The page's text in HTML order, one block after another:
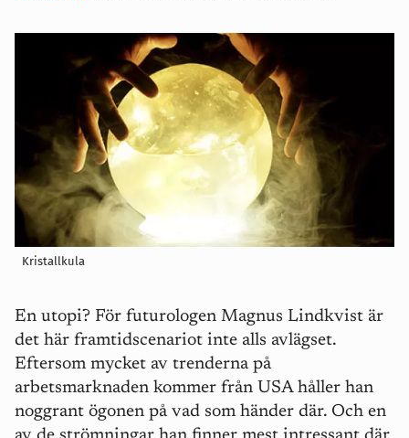
Kristallkula
En utopi? För futurologen Magnus Lindkvist är
det här framtidscenariot inte alls avlägset.
Eftersom mycket av trenderna på
arbetsmarknaden kommer från USA håller han
noggrant ögonen på vad som händer där. Och en